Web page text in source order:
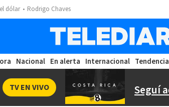
dólar Rodrigo Chaves
Nacional En alerta Internacional Tendencia
Seguí
TV EN VIVO